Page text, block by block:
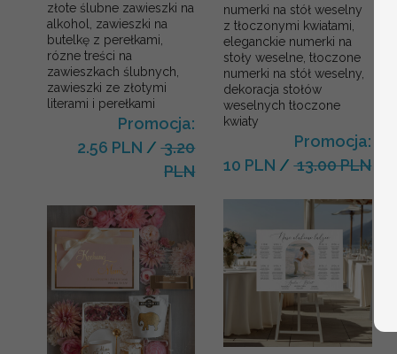
złote ślubne zawieszki na
alkohol, zawieszki na
butelkę z perełkami,
rózne treści na
zawieszkach ślubnych,
zawieszki ze złotymi
literami i perełkami
Promocja:
2.56 PLN /3.20
PLN
numerki na stół weselny
z tłoczonymi kwiatami,
eleganckie numerki na
stoły weselne, tłoczone
numerki na stół weselny,
dekoracja stołów
weselnych tłoczone
kwiaty
Promocja:
10 PLN /13.00 PLN